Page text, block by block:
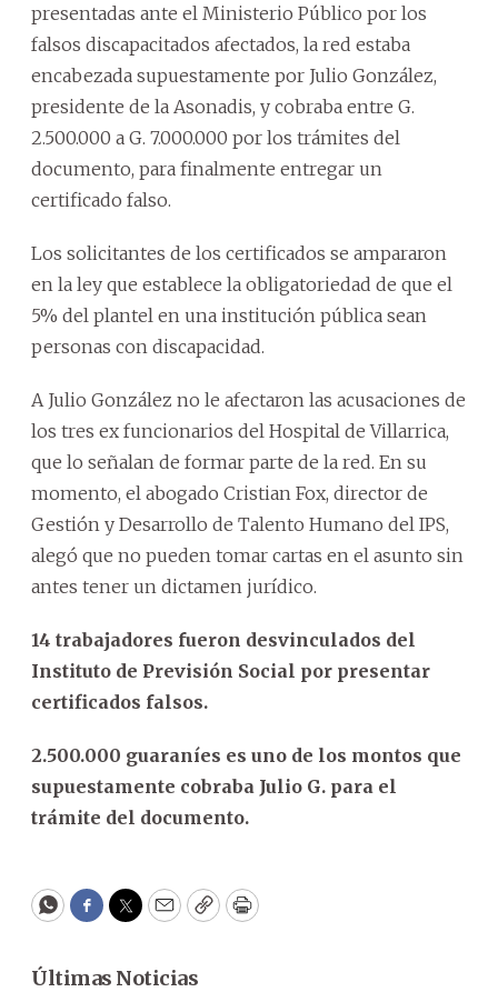
presentadas ante el Ministerio Público por los
falsos discapacitados afectados, la red estaba
encabezada supuestamente por Julio González,
presidente de la Asonadis, y cobraba entre G.
2.500.000 a G. 7.000.000 por los trámites del
documento, para finalmente entregar un
certificado falso.
Los solicitantes de los certificados se ampararon
en la ley que establece la obligatoriedad de que el
5% del plantel en una institución pública sean
personas con discapacidad.
A Julio González no le afectaron las acusaciones de
los tres ex funcionarios del Hospital de Villarrica,
que lo señalan de formar parte de la red. En su
momento, el abogado Cristian Fox, director de
Gestión y Desarrollo de Talento Humano del IPS,
alegó que no pueden tomar cartas en el asunto sin
antes tener un dictamen jurídico.
14 trabajadores fueron desvinculados del
Instituto de Previsión Social por presentar
certificados falsos.
2.500.000 guaraníes es uno de los montos que
supuestamente cobraba Julio G. para el
trámite del documento.
WhatsApp
Facebook
Twitter
EmailCopyPrint
Últimas Noticias